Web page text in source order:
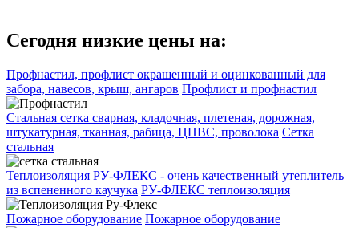
Сегодня низкие цены на:
Профнастил, профлист окрашенный и оцинкованный для
забора, навесов, крыш, ангаров Профлист и профнастил
Стальная сетка сварная, кладочная, плетеная, дорожная,
штукатурная, тканная, рабица, ЦПВС, проволока Сетка
стальная
Теплоизоляция РУ-ФЛЕКС - очень качественный утеплитель
из вспененного каучука РУ-ФЛЕКС теплоизоляция
Пожарное оборудование Пожарное оборудование